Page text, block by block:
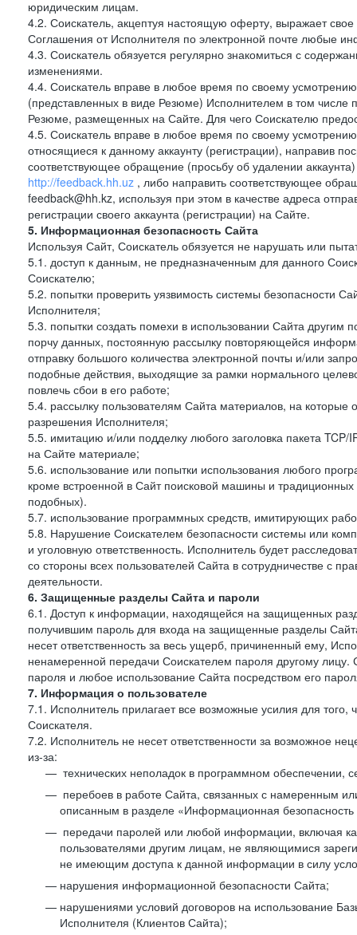
юридическим лицам.
4.2. Соискатель, акцептуя настоящую оферту, выражает свое
Соглашения от Исполнителя по электронной почте любые
4.3. Соискатель обязуется регулярно знакомиться с
изменениями.
4.4. Соискатель вправе в любое время по своему
(представленных в виде Резюме) Исполнителем в том числе
Резюме, размещенных на Сайте. Для чего Соискателю
4.5. Соискатель вправе в любое время по своему
относящиеся к данному аккаунту (регистрации), направив
соответствующее обращение (просьбу об удалении
http://feedback.hh.uz , либо направить соответствующее
feedback@hh.kz, используя при этом в качестве адреса
регистрации своего аккаунта (регистрации) на Сайте.
5. Информационная безопасность Сайта
Используя Сайт, Соискатель обязуется не нарушать или
5.1. доступ к данным, не предназначенным для данного
Соискателю;
5.2. попытки проверить уязвимость системы безопасности
Исполнителя;
5.3. попытки создать помехи в использовании Сайта другим
порчу данных, постоянную рассылку повторяющейся
отправку большого количества электронной почты и/или
подобные действия, выходящие за рамки нормального
повлечь сбои в его работе;
5.4. рассылку пользователям Сайта материалов, на
разрешения Исполнителя;
5.5. имитацию и/или подделку любого заголовка пакета
на Сайте материале;
5.6. использование или попытки использования любого
кроме встроенной в Сайт поисковой машины и
подобных).
5.7. использование программных средств, имитирующих
5.8. Нарушение Соискателем безопасности системы или
и уголовную ответственность. Исполнитель будет
со стороны всех пользователей Сайта в сотрудничестве с
деятельности.
6. Защищенные разделы Сайта и пароли
6.1. Доступ к информации, находящейся на защищенных
получившим пароль для входа на защищенные разделы
несет ответственность за весь ущерб, причиненный ему,
ненамеренной передачи Соискателем пароля другому лицу.
пароля и любое использование Сайта посредством его
7. Информация о пользователе
7.1. Исполнитель прилагает все возможные усилия для
Соискателя.
7.2. Исполнитель не несет ответственности за возможное
из-за:
технических неполадок в программном обеспечении,
перебоев в работе Сайта, связанных с намеренным
описанным в разделе «Информационная
передачи паролей или любой информации, включая
пользователями другим лицам, не являющимися
не имеющим доступа к данной информации в силу
нарушения информационной безопасности Сайта;
нарушениями условий договоров на использование
Исполнителя (Клиентов Сайта);